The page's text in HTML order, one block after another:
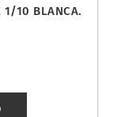
1/10 BLANCA.